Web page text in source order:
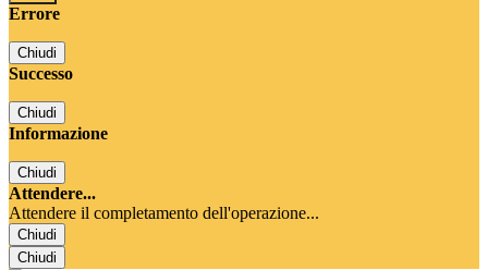
Errore
Chiudi
Successo
Chiudi
Informazione
Chiudi
Attendere...
Attendere il completamento dell'operazione...
Chiudi
Chiudi